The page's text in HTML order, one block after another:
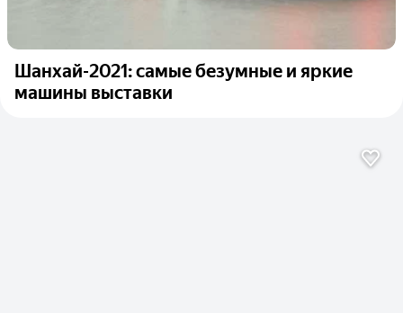
Шанхай-2021: самые безумные и яркие
машины выставки